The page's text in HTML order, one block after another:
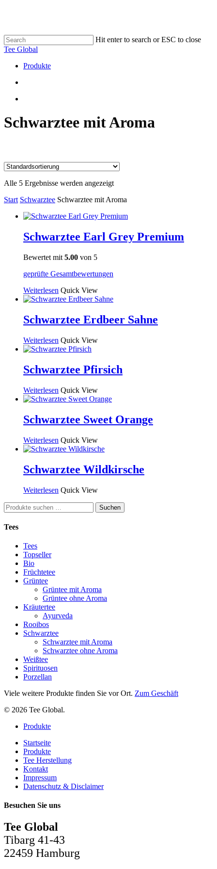
content
Hit enter to search or ESC to close
Close
Tee Global
search
Menu
Produkte
Schwarztee mit Aroma
Alle 5 Ergebnisse werden angezeigt
Start Schwarztee Schwarztee mit Aroma
Schwarztee Earl Grey Premium
Bewertet mit 5.00 von 5
geprüfte Gesamtbewertungen
Weiterlesen Quick View
Schwarztee Erdbeer Sahne
Weiterlesen Quick View
Schwarztee Pfirsich
Weiterlesen Quick View
Schwarztee Sweet Orange
Weiterlesen Quick View
Schwarztee Wildkirsche
Weiterlesen Quick View
Suchen
nach:
Suchen
Tees
Tees
Topseller
Bio
Früchtetee
Grüntee
Grüntee mit Aroma
Grüntee ohne Aroma
Kräutertee
Ayurveda
Rooibos
Schwarztee
Schwarztee mit Aroma
Schwarztee ohne Aroma
Weißtee
Spirituosen
Porzellan
Viele weitere Produkte finden Sie vor Ort. Zum Geschäft
© 2026 Tee Global.
Close
Produkte
Startseite
Produkte
Tee Herstellung
Kontakt
Impressum
Datenschutz & Disclaimer
Besuchen Sie uns
Tee Global
Tibarg 41-43
22459 Hamburg